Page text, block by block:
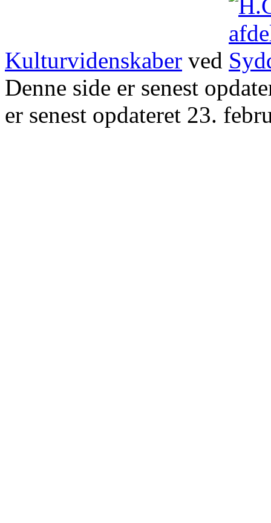
Kulturvidenskaber ved
Denne side er senest
er senest opdateret 23.